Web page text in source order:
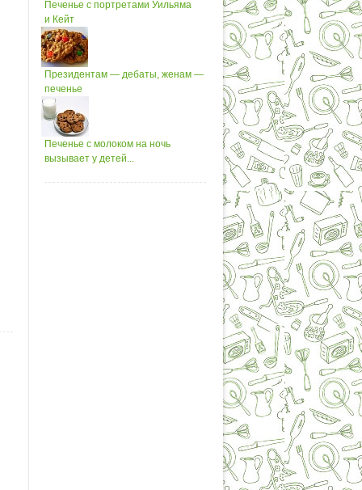
Печенье с портретами Уильяма
и Кейт
Президентам — дебаты, женам —
печенье
Печенье с молоком на ночь
вызывает у детей...